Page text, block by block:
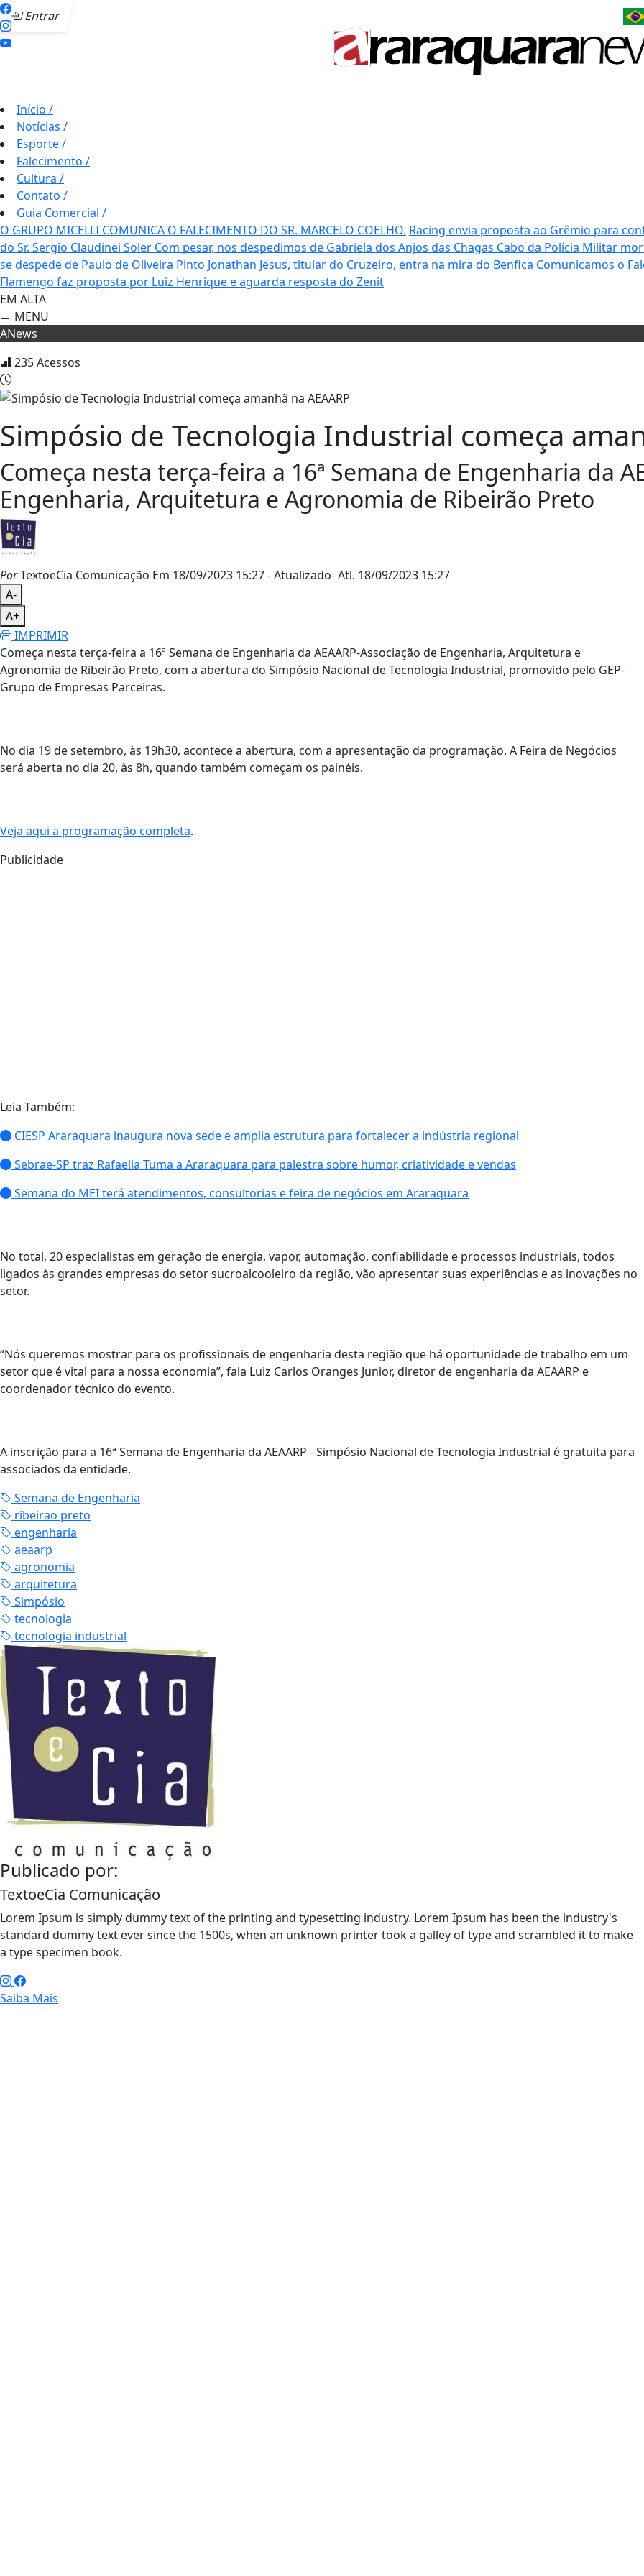
Entrar
Início /
Notícias /
Esporte/
Falecimento /
Cultura /
Contato /
Guia Comercial /
O GRUPO MICELLI COMUNICA O FALECIMENTO DO SR. MARCELO COELHO. Racing envia proposta ao Grêmio para
do Sr. Sergio Claudinei Soler Com pesar, nos despedimos de Gabriela dos Anjos das Chagas Cabo da Polícia Militar
se despede de Paulo de Oliveira Pinto Jonathan Jesus, titular do Cruzeiro, entra na mira do Benfica Comunicamos o
Flamengo faz proposta por Luiz Henrique e aguarda resposta do Zenit
EM ALTA
MENU
ANews
235Acessos
Simpósio de Tecnologia Industrial começa
Começa nesta terça-feira a 16ª Semana de Engenharia da
Engenharia, Arquitetura e Agronomia de Ribeirão Preto
PorTextoeCia Comunicação Em 18/09/2023 15:27- Atualizado- Atl. 18/09/2023 15:27
A-
A+
IMPRIMIR
Começa nesta terça-feira a 16ª Semana de Engenharia da AEAARP-Associação de Engenharia, Arquitetura e
Agronomia de Ribeirão Preto, com a abertura do Simpósio Nacional de Tecnologia Industrial, promovido pelo GEP-
Grupo de Empresas Parceiras.
No dia 19 de setembro, às 19h30, acontece a abertura, com a apresentação da programação. A Feira de Negócios
será aberta no dia 20, às 8h, quando também começam os painéis.
Veja aqui a programação completa.
Publicidade
Leia Também:
CIESP Araraquara inaugura nova sede e amplia estrutura para fortalecer a indústria regional
Sebrae-SP traz Rafaella Tuma a Araraquara para palestra sobre humor, criatividade e vendas
Semana do MEI terá atendimentos, consultorias e feira de negócios em Araraquara
No total, 20 especialistas em geração de energia, vapor, automação, confiabilidade e processos industriais, todos
ligados às grandes empresas do setor sucroalcooleiro da região, vão apresentar suas experiências e as inovações no
setor.
“Nós queremos mostrar para os profissionais de engenharia desta região que há oportunidade de trabalho em um
setor que é vital para a nossa economia”, fala Luiz Carlos Oranges Junior, diretor de engenharia da AEAARP e
coordenador técnico do evento.
A inscrição para a 16ª Semana de Engenharia da AEAARP - Simpósio Nacional de Tecnologia Industrial é gratuita para
associados da entidade.
Semana de Engenharia
ribeirao preto
engenharia
aeaarp
agronomia
arquitetura
Simpósio
tecnologia
tecnologia industrial
Publicado por:
TextoeCia Comunicação
Lorem Ipsum is simply dummy text of the printing and typesetting industry. Lorem Ipsum has been the industry's
standard dummy text ever since the 1500s, when an unknown printer took a galley of type and scrambled it to make
a type specimen book.
Saiba Mais